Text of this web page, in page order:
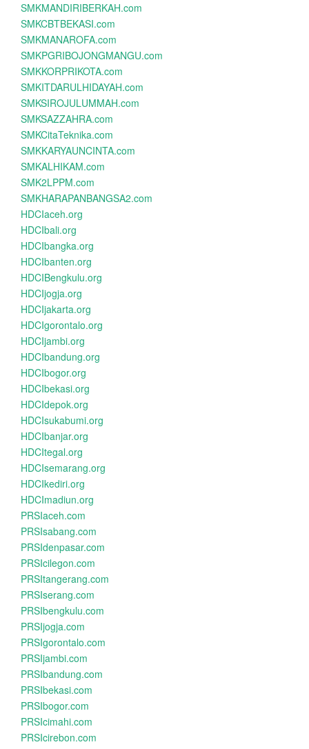
SMKMANDIRIBERKAH.com
SMKCBTBEKASI.com
SMKMANAROFA.com
SMKPGRIBOJONGMANGU.com
SMKKORPRIKOTA.com
SMKITDARULHIDAYAH.com
SMKSIROJULUMMAH.com
SMKSAZZAHRA.com
SMKCitaTeknika.com
SMKKARYAUNCINTA.com
SMKALHIKAM.com
SMK2LPPM.com
SMKHARAPANBANGSA2.com
HDCIaceh.org
HDCIbali.org
HDCIbangka.org
HDCIbanten.org
HDCIBengkulu.org
HDCIjogja.org
HDCIjakarta.org
HDCIgorontalo.org
HDCIjambi.org
HDCIbandung.org
HDCIbogor.org
HDCIbekasi.org
HDCIdepok.org
HDCIsukabumi.org
HDCIbanjar.org
HDCItegal.org
HDCIsemarang.org
HDCIkediri.org
HDCImadiun.org
PRSIaceh.com
PRSIsabang.com
PRSIdenpasar.com
PRSIcilegon.com
PRSItangerang.com
PRSIserang.com
PRSIbengkulu.com
PRSIjogja.com
PRSIgorontalo.com
PRSIjambi.com
PRSIbandung.com
PRSIbekasi.com
PRSIbogor.com
PRSIcimahi.com
PRSIcirebon.com